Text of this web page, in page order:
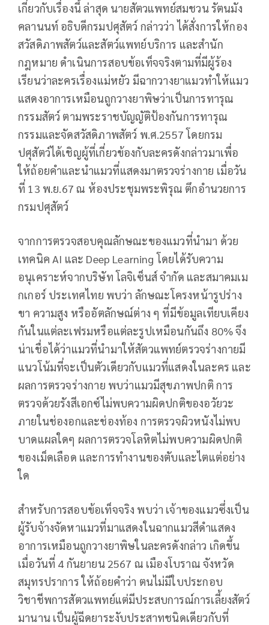
เกี่ยวกับเรื่องนี้ ล่าสุด นายสัตวแพทย์สมชวน รัตนมัง
คลานนท์ อธิบดีกรมปศุสัตว์ กล่าวว่า ได้สั่งการให้กอง
สวัสดิภาพสัตว์และสัตว์แพทย์บริการ และสำนัก
กฎหมาย ดำเนินการสอบข้อเท็จจริงตามที่มีผู้ร้อง
เรียนว่าละครเรื่องแม่หยัว มีฉากวางยาแมวทำให้แมว
แสดงอาการเหมือนถูกวางยาพิษว่าเป็นการทารุณ
กรรมสัตว์ ตามพระราชบัญญัติป้องกันการทารุณ
กรรมและจัดสวัสดิภาพสัตว์ พ.ศ.2557 โดยกรม
ปศุสัตว์ได้เชิญผู้ที่เกี่ยวข้องกับละครดังกล่าวมาเพื่อ
ให้ถ้อยคำและนำแมวที่แสดงมาตรวจร่างกาย เมื่อวัน
ที่ 13 พ.ย.67 ณ ห้องประชุมพระพิรุณ ตึกอำนวยการ
กรมปศุสัตว์
จากการตรวจสอบคุณลักษณะของแมวที่นำมา ด้วย
เทคนิค AI และ Deep Learning โดยได้รับความ
อนุเคราะห์จากบริษัท โลจิเซ็นส์ จำกัด และสมาคมเม
กเกอร์ ประเทศไทย พบว่า ลักษณะโครงหน้ารูปร่าง
ขา ความสูง หรืออัตลักษณ์ต่าง ๆ ที่มีข้อมูลเทียบเคียง
กันในแต่ละเฟรมหรือแต่ละรูปเหมือนกันถึง 80% จึง
น่าเชื่อได้ว่าแมวที่นำมาให้สัตวแพทย์ตรวจร่างกายมี
แนวโน้มที่จะเป็นตัวเดียวกับแมวที่แสดงในละคร และ
ผลการตรวจร่างกาย พบว่าแมวมีสุขภาพปกติ การ
ตรวจด้วยรังสีเอกซ์ไม่พบความผิดปกติของอวัยวะ
ภายในช่องอกและช่องท้อง การตรวจผิวหนังไม่พบ
บาดแผลใดๆ ผลการตรวจโลหิตไม่พบความผิดปกติ
ของเม็ดเลือด และการทำงานของตับและไตแต่อย่าง
ใด
สำหรับการสอบข้อเท็จจริง พบว่า เจ้าของแมวซึ่งเป็น
ผู้รับจ้างจัดหาแมวที่มาแสดงในฉากแมวสีดำแสดง
อาการเหมือนถูกวางยาพิษในละครดังกล่าว เกิดขึ้น
เมื่อวันที่ 4 กันยายน 2567 ณ เมืองโบราณ จังหวัด
สมุทรปราการ ให้ถ้อยคำว่า ตนไม่มีใบประกอบ
วิชาชีพการสัตวแพทย์แต่มีประสบการณ์การเลี้ยงสัตว์
มานาน เป็นผู้ฉีดยาระงับประสาทชนิดเดียวกับที่